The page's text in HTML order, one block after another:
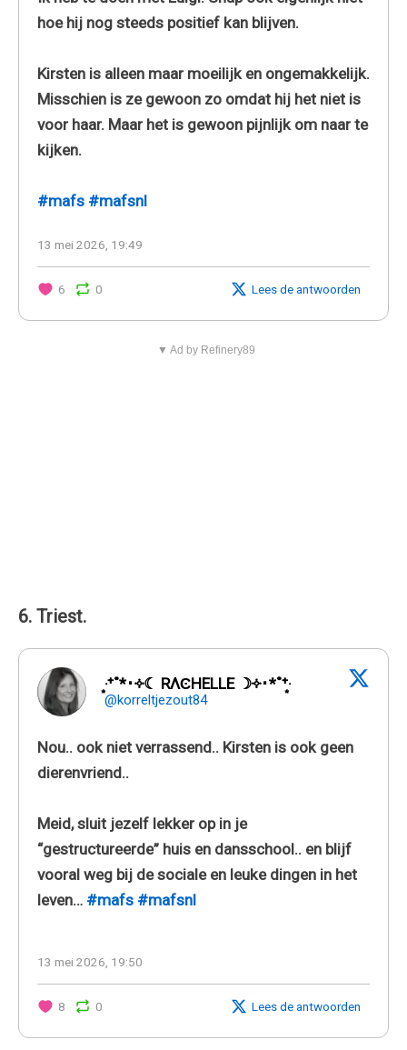
hoe hij nog steeds positief kan blijven.
Kirsten is alleen maar moeilijk en ongemakkelijk.
Misschien is ze gewoon zo omdat hij het niet is
voor haar. Maar het is gewoon pijnlijk om naar te
kijken.
#mafs #mafsnl
13 mei 2026, 19:49
6 0 Lees de antwoorden
▼ Ad by Refinery89
6. Triest.
‧͙⁺˚*･༓☾ RΛϾHELLE ☽༓･*˚⁺‧͙
@korreltjezout84
Nou.. ook niet verrassend.. Kirsten is ook geen
dierenvriend..
Meid, sluit jezelf lekker op in je
“gestructureerde” huis en dansschool.. en blijf
vooral weg bij de sociale en leuke dingen in het
leven… #mafs #mafsnl
13 mei 2026, 19:50
8 0 Lees de antwoorden